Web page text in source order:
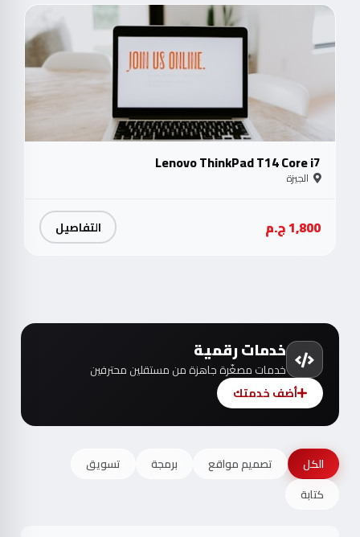
Lenovo ThinkPad T14 Core i7
الجيزة
1,800 ج.م التفاصيل
خدمات رقمية
خدمات مصغّرة جاهزة من مستقلين محترفين
أضف خدمتك
الكل تصميم مواقع برمجة
تسويق
كتابة